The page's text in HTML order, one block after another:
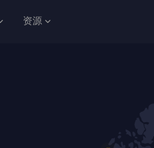
资源